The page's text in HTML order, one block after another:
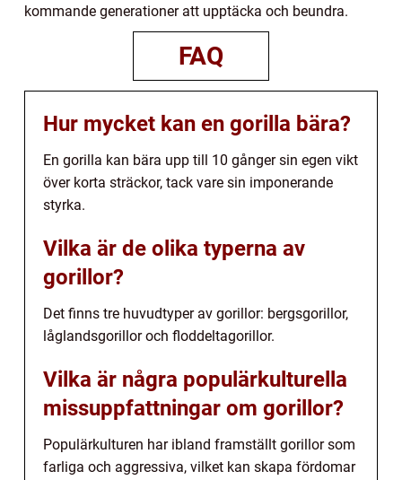
kommande generationer att upptäcka och beundra.
FAQ
Hur mycket kan en gorilla bära?
En gorilla kan bära upp till 10 gånger sin egen vikt
över korta sträckor, tack vare sin imponerande
styrka.
Vilka är de olika typerna av
gorillor?
Det finns tre huvudtyper av gorillor: bergsgorillor,
låglandsgorillor och floddeltagorillor.
Vilka är några populärkulturella
missuppfattningar om gorillor?
Populärkulturen har ibland framställt gorillor som
farliga och aggressiva, vilket kan skapa fördomar